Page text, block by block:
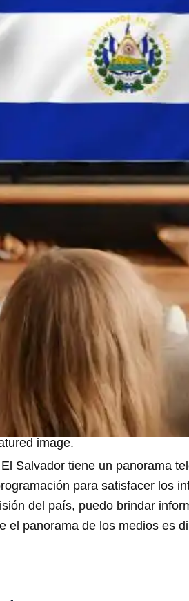
image.
Salvador tiene un panorama
para satisfacer los
del país, puedo brindar
el panorama de los medios es